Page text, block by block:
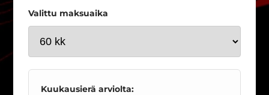
Valittu maksuaika
Kuukausierä arviolta: